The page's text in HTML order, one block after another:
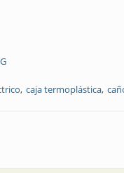
caja termoplástica
en el mercado